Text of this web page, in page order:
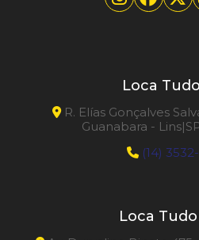
Loca
R. Elías Gonçalves
Guanabara -
(14)
Loca Tudo